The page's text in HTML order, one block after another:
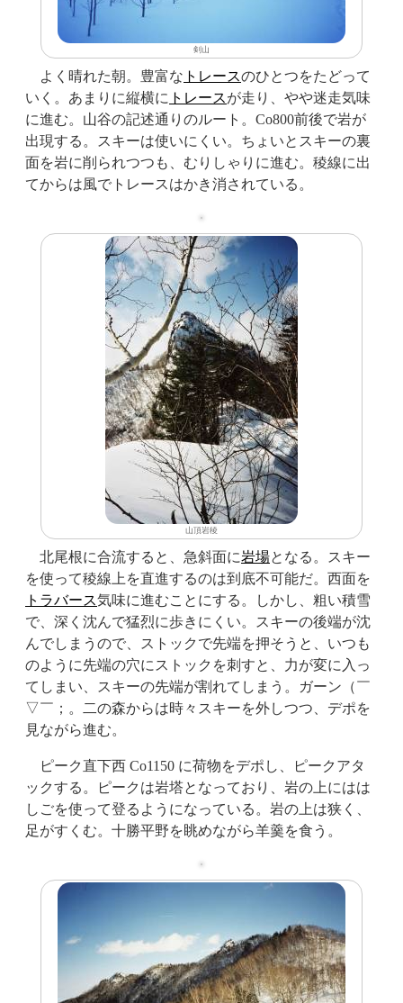
剣山
よく晴れた朝。豊富な トレースのひとつをたどって
いく。あまりに縦横に トレースが走り、やや迷走気味
に進む。山谷の記述通りのルート。Co800前後で岩が
出現する。スキーは使いにくい。ちょいとスキーの裏
面を岩に削られつつも、むりしゃりに進む。稜線に出
てからは風でトレースはかき消されている。
山頂岩稜
北尾根に合流すると、急斜面に岩場となる。スキー
を使って稜線上を直進するのは到底不可能だ。西面を
トラバース気味に進むことにする。しかし、粗い積雪
で、深く沈んで猛烈に歩きにくい。スキーの後端が沈
んでしまうので、ストックで先端を押そうと、いつも
のように先端の穴にストックを刺すと、力が変に入っ
てしまい、スキーの先端が割れてしまう。ガーン（￣
▽￣；。二の森からは時々スキーを外しつつ、デポを
見ながら進む。
ピーク直下西 Co1150 に荷物をデポし、ピークアタ
ックする。ピークは岩塔となっており、岩の上にはは
しごを使って登るようになっている。岩の上は狭く、
足がすくむ。十勝平野を眺めながら羊羹を食う。